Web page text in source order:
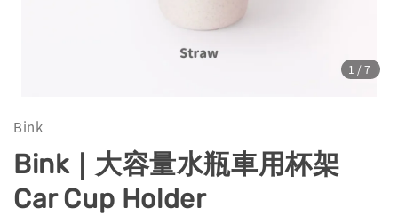
1 /7
Bink
Bink｜大容量水瓶車用杯架
Car Cup Holder